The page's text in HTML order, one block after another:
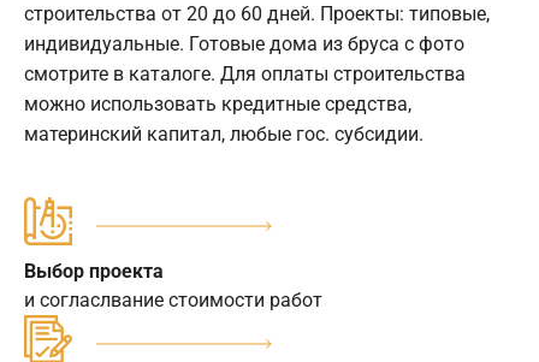
строительства от 20 до 60 дней. Проекты: типовые,
индивидуальные. Готовые дома из бруса с фото
смотрите в каталоге. Для оплаты строительства
можно использовать кредитные средства,
материнский капитал, любые гос. субсидии.
Выбор проекта
и согласлвание стоимости работ